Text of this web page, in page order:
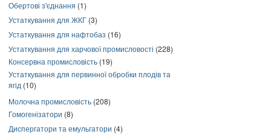
Обертові з'єднання (1)
Устаткування для ЖКГ (3)
Устаткування для нафтобаз (16)
Устаткування для харчової промисловості (228)
Консервна промисловість (19)
Устаткування для первинної обробки плодів та
ягід (10)
Молочна промисловість (208)
Гомогенізатори (8)
Диспергатори та емульгатори (4)